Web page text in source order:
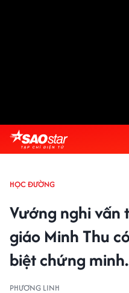
HỌC ĐƯỜNG
Vướng nghi vấn
giáo Minh Thu
biệt chứng
PHƯƠNG LINH